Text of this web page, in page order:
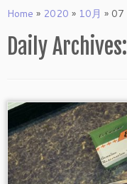
toHome » 2020 » 10月 » 07
Daily Archives: